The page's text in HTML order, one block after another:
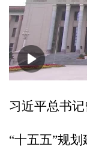
00:00
习近平总书
“十五五”规